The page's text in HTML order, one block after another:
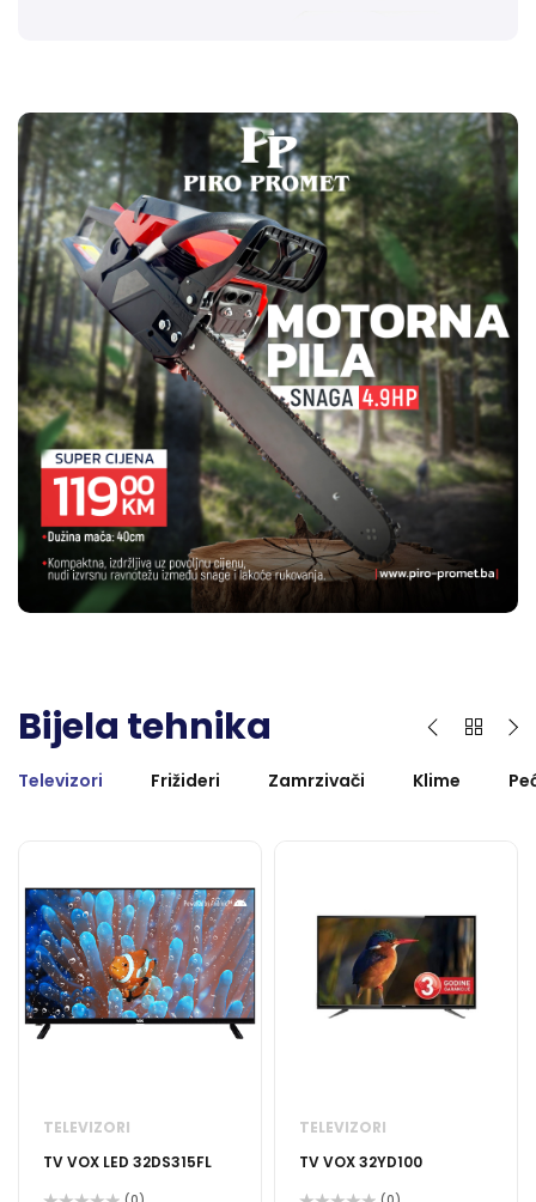
Bijela tehnika
Televizori Frižideri Zamrzivači Klime
TELEVIZORI
TV VOX LED 32DS315FL
TELEVIZORI
TV VOX 32YD100